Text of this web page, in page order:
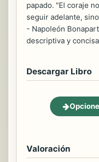
papado. "El coraje
seguir adelante,
- Napoleón
descriptiva y
Descargar Libro
Valoración